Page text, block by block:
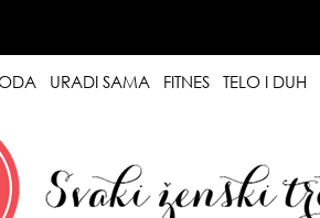
URADI SAMA FITNES TELO I DUH